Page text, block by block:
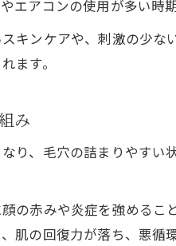
肌荒れリスクとアル
肌荒れとアルコ
肌荒れリスクを
エアコンの使用が多い時
キンケアや、刺激の少な
ます。
み
り、毛穴の詰まりやす
の赤みや炎症を強める
肌の回復力が落ち、悪循